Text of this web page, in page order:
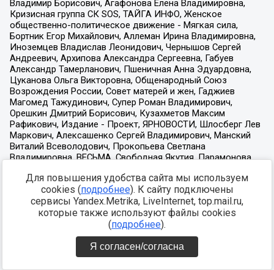
Для повышения удобства сайта мы используем
cookies (подробнее). К сайту подключены
сервисы Yandex.Metrika, LiveInternet, top.mail.ru,
которые также используют файлы cookies
(подробнее).
Я согласен/согласна